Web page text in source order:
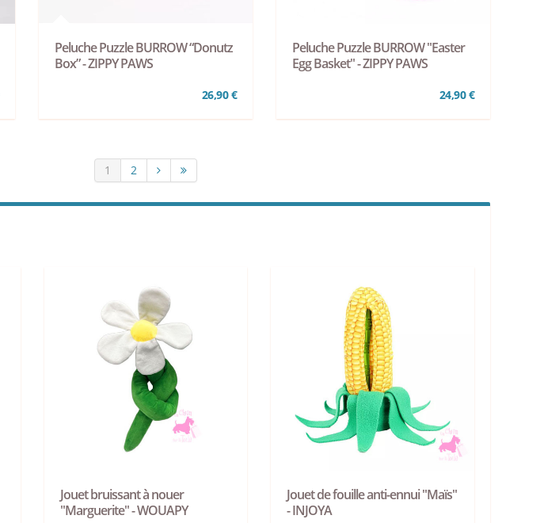
Peluche Puzzle BURROW “Donutz
Box” - ZIPPY PAWS
26,90 €
Peluche Puzzle BURROW "Easter
Egg Basket" - ZIPPY PAWS
24,90 €
1 2
Jouet bruissant à nouer
"Marguerite" - WOUAPY
Jouet de fouille anti-ennui "Maïs"
- INJOYA